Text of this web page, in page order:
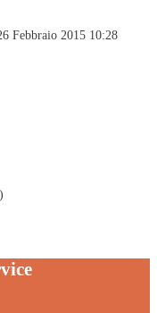
Febbraio 2015 10:28